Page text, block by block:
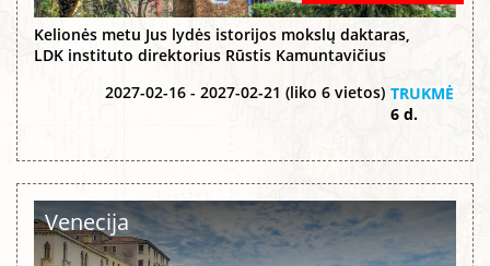
Kelionės metu Jus lydės istorijos mokslų daktaras,
LDK instituto direktorius Rūstis Kamuntavičius
2027-02-16 - 2027-02-21 (liko 6 vietos) TRUKMĖ
6 d.
Venecija